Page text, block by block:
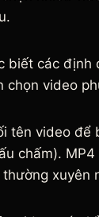
biết các định
chọn video
tên video để
chấm).
xuyên